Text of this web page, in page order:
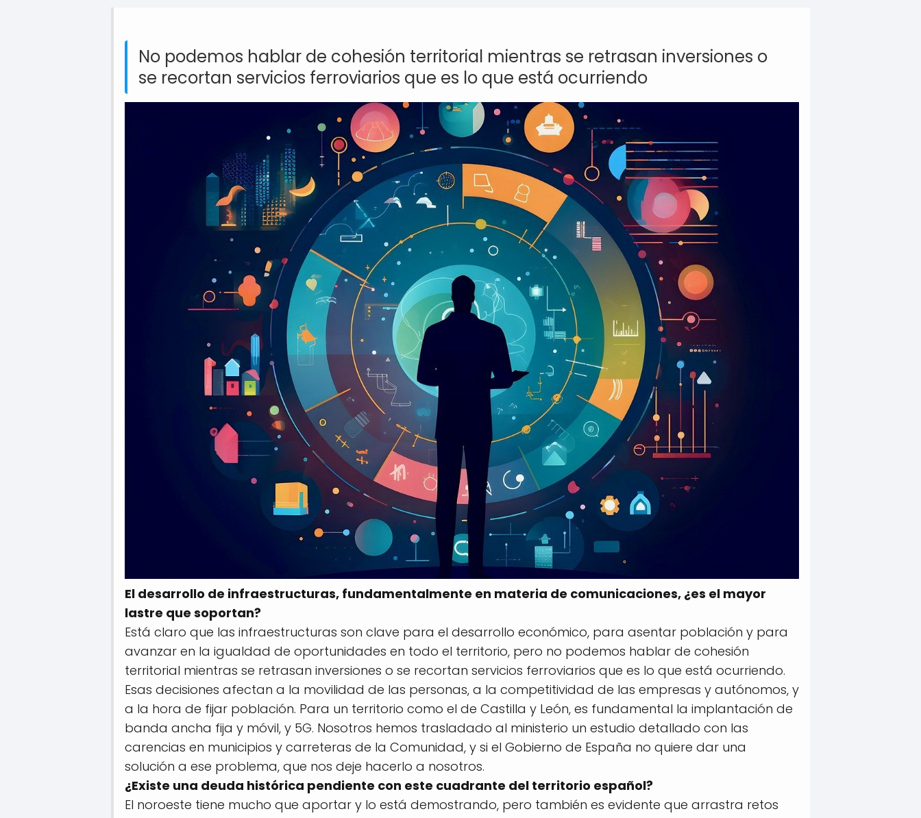
No podemos hablar de cohesión territorial mientras se retrasan inversiones o
se recortan servicios ferroviarios que es lo que está ocurriendo
El desarrollo de infraestructuras, fundamentalmente en materia de comunicaciones, ¿es el mayor
lastre que soportan?
Está claro que las infraestructuras son clave para el desarrollo económico, para asentar población y para
avanzar en la igualdad de oportunidades en todo el territorio, pero no podemos hablar de cohesión
territorial mientras se retrasan inversiones o se recortan servicios ferroviarios que es lo que está ocurriendo.
Esas decisiones afectan a la movilidad de las personas, a la competitividad de las empresas y autónomos, y
a la hora de fijar población. Para un territorio como el de Castilla y León, es fundamental la implantación de
banda ancha fija y móvil, y 5G. Nosotros hemos trasladado al ministerio un estudio detallado con las
carencias en municipios y carreteras de la Comunidad, y si el Gobierno de España no quiere dar una
solución a ese problema, que nos deje hacerlo a nosotros.
¿Existe una deuda histórica pendiente con este cuadrante del territorio español?
El noroeste tiene mucho que aportar y lo está demostrando, pero también es evidente que arrastra retos